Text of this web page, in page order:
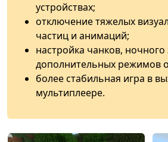
устройствах;
отключение тяжелых
частиц и анимаций;
настройка чанков, ночного
дополнительных режимов
более стабильная игра в
мультиплеере.